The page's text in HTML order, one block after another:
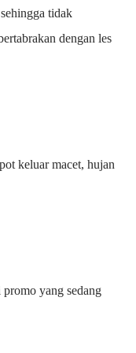
tidak
dengan les
keluar macet, hujan
yang sedang